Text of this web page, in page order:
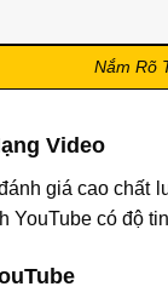
Nắm Rõ
Video
giá cao
YouTube có độ